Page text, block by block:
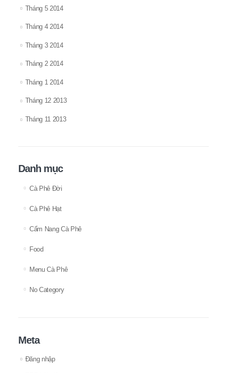
Tháng 5 2014
Tháng 4 2014
Tháng 3 2014
Tháng 2 2014
Tháng 1 2014
Tháng 12 2013
Tháng 11 2013
Danh mục
Cà Phê Đời
Cà Phê Hạt
Cẩm Nang Cà Phê
Food
Menu Cà Phê
No Category
Meta
Đăng nhập